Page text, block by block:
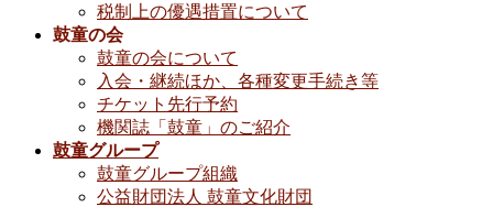
税制上の優遇措置について
鼓童の会
鼓童の会について
入会・継続ほか、各種変更手続き等
チケット先行予約
機関誌「鼓童」のご紹介
鼓童グループ
鼓童グループ組織
公益財団法人 鼓童文化財団